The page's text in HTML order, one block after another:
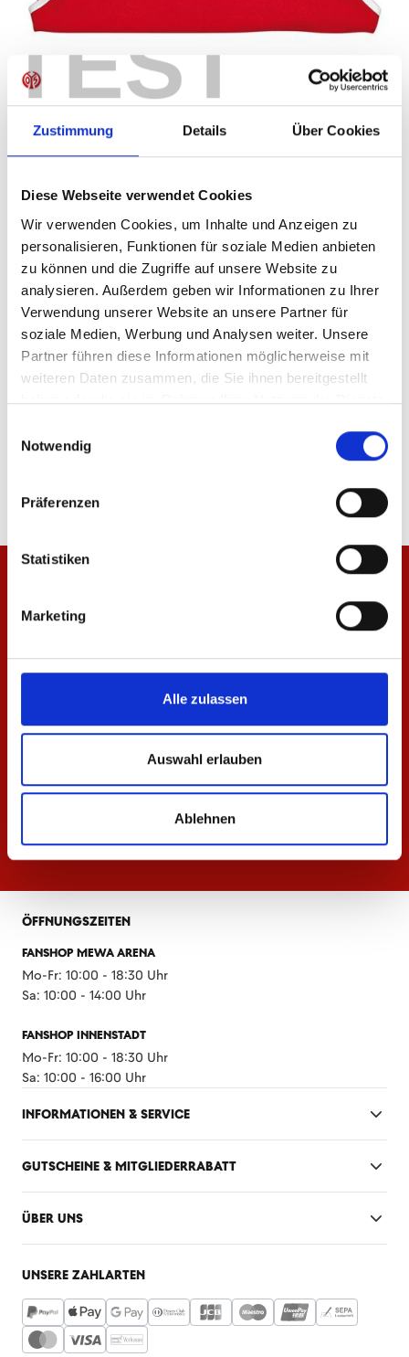
TEST
Zustimmung Details Über Cookies
Diese Webseite verwendet Cookies
Wir verwenden Cookies, um Inhalte und Anzeigen zu
personalisieren, Funktionen für soziale Medien anbieten
zu können und die Zugriffe auf unsere Website zu
analysieren. Außerdem geben wir Informationen zu Ihrer
Verwendung unserer Website an unsere Partner für
soziale Medien, Werbung und Analysen weiter. Unsere
Partner führen diese Informationen möglicherweise mit
weiteren Daten zusammen, die Sie ihnen bereitgestellt
haben oder die sie im Rahmen Ihrer Nutzung der Dienste
Notwendig
Präferenzen
Statistiken
Marketing
Alle zulassen
Auswahl erlauben
Ablehnen
Baby-Tuch Neuzugang
10,00 € -50%
Produkt Anzahl: Gib den gewünschten
Sofort verfügbar, Lieferzeit: 1-3 Tage
IN DEN WARENKORB
Produktdetails
ÖFFNUNGSZEITEN
FANSHOP MEWA ARENA
Mo-Fr: 10:00 - 18:30 Uhr
Sa: 10:00 - 14:00 Uhr
FANSHOP INNENSTADT
Mo-Fr: 10:00 - 18:30 Uhr
Sa: 10:00 - 16:00 Uhr
INFORMATIONEN & SERVICE
GUTSCHEINE & MITGLIEDERRABATT
ÜBER UNS
UNSERE ZAHLARTEN